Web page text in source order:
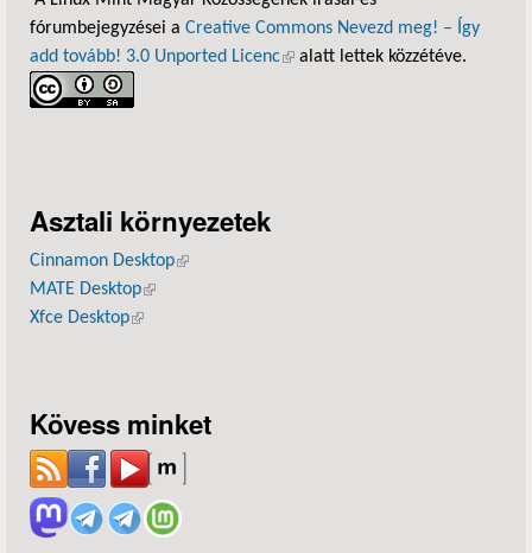
fórumbejegyzései a Creative Commons Nevezd meg! – Így
add tovább! 3.0 Unported Licenc(külső hivatkozás)
alatt lettek közzétéve.
Asztali környezetek
Cinnamon Desktop(külső hivatkozás)
MATE Desktop(külső hivatkozás)
Xfce Desktop(külső hivatkozás)
Kövess minket